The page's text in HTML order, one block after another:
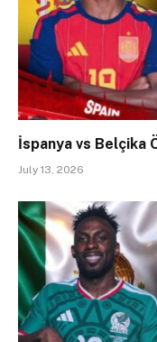
İspanya vs Belçika
July 13, 2026